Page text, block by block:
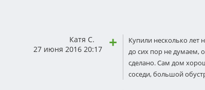
Катя С.
27 июня 2016 20:17
Купили несколько лет
до сих пор не думаем,
сделано. Сам дом
соседи, большой